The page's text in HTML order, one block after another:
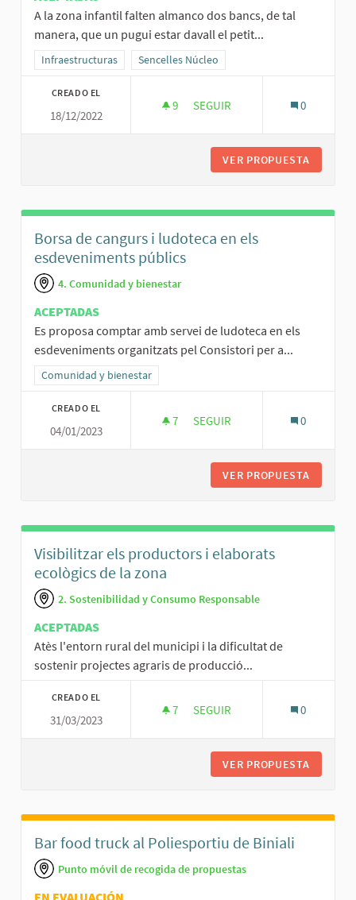
A la zona infantil falten almanco dos bancs, de tal
manera, que un pugui estar davall el petit...
Resultados al filtrar por la categoría: Infraestructuras
Infraestructuras Resultados al filtrar por el ámbito: Sencelles
Sencelles Núcleo
CREADO EL
18/12/2022
9 9 SEGUIDORAS
SEGUIR 0
VER PROPUESTA
Borsa de cangurs i ludoteca en els
esdeveniments públics
4. Comunidad y bienestar
ACEPTADAS
Es proposa comptar amb servei de ludoteca en els
esdeveniments organitzats pel Consistori per a...
Resultados al filtrar por la categoría: Comunidad y bienestar
Comunidad y bienestar
CREADO EL
04/01/2023
7 7 SEGUIDORAS
SEGUIR 0
VER PROPUESTA
Visibilitzar els productors i elaborats
ecològics de la zona
2. Sostenibilidad y Consumo Responsable
ACEPTADAS
Atès l'entorn rural del municipi i la dificultat de
sostenir projectes agraris de producció...
CREADO EL
31/03/2023
7 7 SEGUIDORAS
SEGUIR 0
VER PROPUESTA
Bar food truck al Poliesportiu de Biniali
Punto móvil de recogida de propuestas